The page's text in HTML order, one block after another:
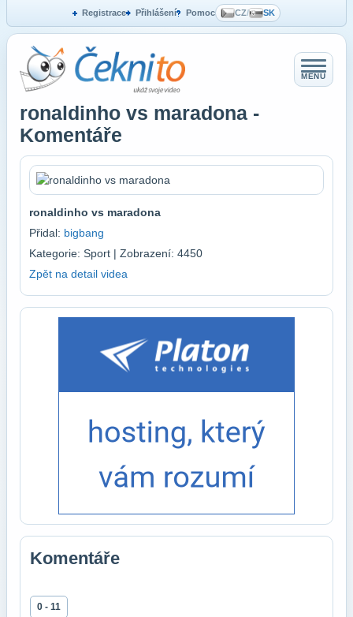
Registrace Přihlášení Pomoc CZ/ SK
MENU
ronaldinho vs maradona -
Komentáře
ronaldinho vs maradona
Přidal: bigbang
Kategorie: Sport | Zobrazení: 4450
Zpět na detail videa
Komentáře
0 - 11